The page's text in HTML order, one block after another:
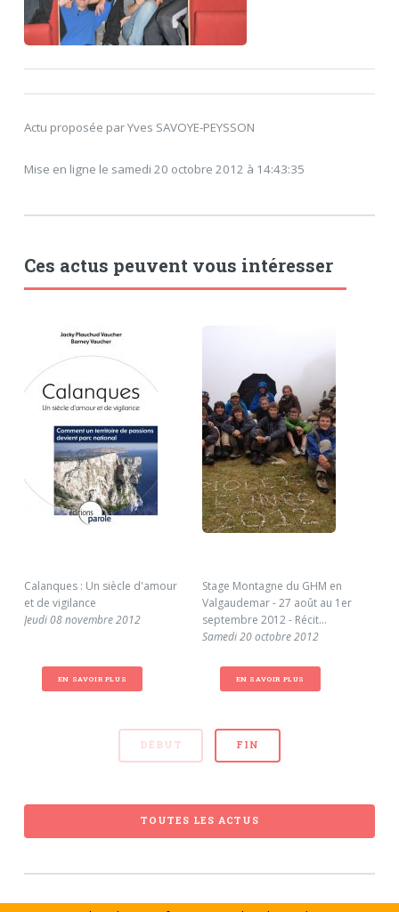
Actu proposée par Yves SAVOYE-PEYSSON
Mise en ligne le samedi 20 octobre 2012 à 14:43:35
Ces actus peuvent vous intéresser
Calanques : Un siècle d'amour
et de vigilance
Jeudi 08 novembre 2012
EN SAVOIR PLUS
Stage Montagne du GHM en
Valgaudemar - 27 août au 1er
septembre 2012 - Récit...
Samedi 20 octobre 2012
EN SAVOIR PLUS
DÉBUT FIN
TOUTES LES ACTUS